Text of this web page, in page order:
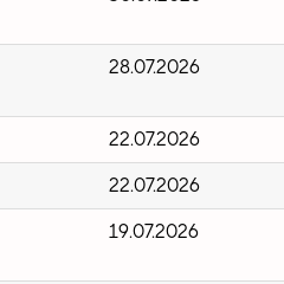
28.07.2026
22.07.2026
22.07.2026
19.07.2026